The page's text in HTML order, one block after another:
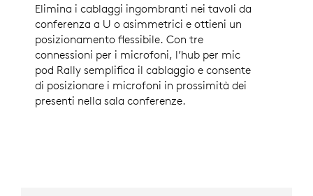
Elimina i cablaggi ingombranti nei tavoli da
conferenza a U o asimmetrici e ottieni un
posizionamento flessibile. Con tre
connessioni per i microfoni, l’hub per mic
pod Rally semplifica il cablaggio e consente
di posizionare i microfoni in prossimità dei
presenti nella sala conferenze.